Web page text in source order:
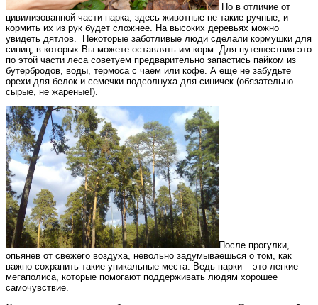
Но в отличие от
цивилизованной части парка, здесь животные не такие ручные, и
кормить их из рук будет сложнее. На высоких деревьях можно
увидеть дятлов. Некоторые заботливые люди сделали кормушки для
синиц, в которых Вы можете оставлять им корм. Для путешествия это
по этой части леса советуем предварительно запастись пайком из
бутербродов, воды, термоса с чаем или кофе. А еще не забудьте
орехи для белок и семечки подсолнуха для синичек (обязательно
сырые, не жареные!).
После прогулки,
опьянев от свежего воздуха, невольно задумываешься о том, как
важно сохранить такие уникальные места. Ведь парки – это легкие
мегаполиса, которые помогают поддерживать людям хорошее
самочувствие.